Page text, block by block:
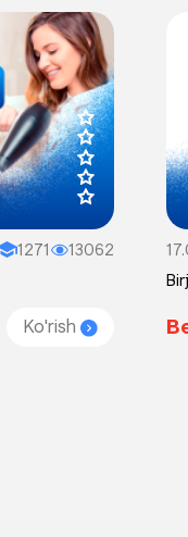
1271
13062
Ko'rish